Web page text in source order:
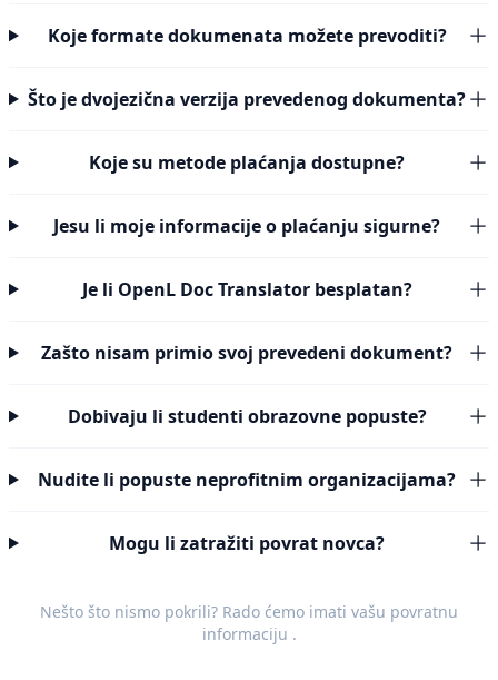
Koje formate dokumenata možete prevoditi?
Što je dvojezična verzija prevedenog dokumenta?
Koje su metode plaćanja dostupne?
Jesu li moje informacije o plaćanju sigurne?
Je li OpenL Doc Translator besplatan?
Zašto nisam primio svoj prevedeni dokument?
Dobivaju li studenti obrazovne popuste?
Nudite li popuste neprofitnim organizacijama?
Mogu li zatražiti povrat novca?
Nešto što nismo pokrili? Rado ćemo imati vašu povratnu
informaciju .